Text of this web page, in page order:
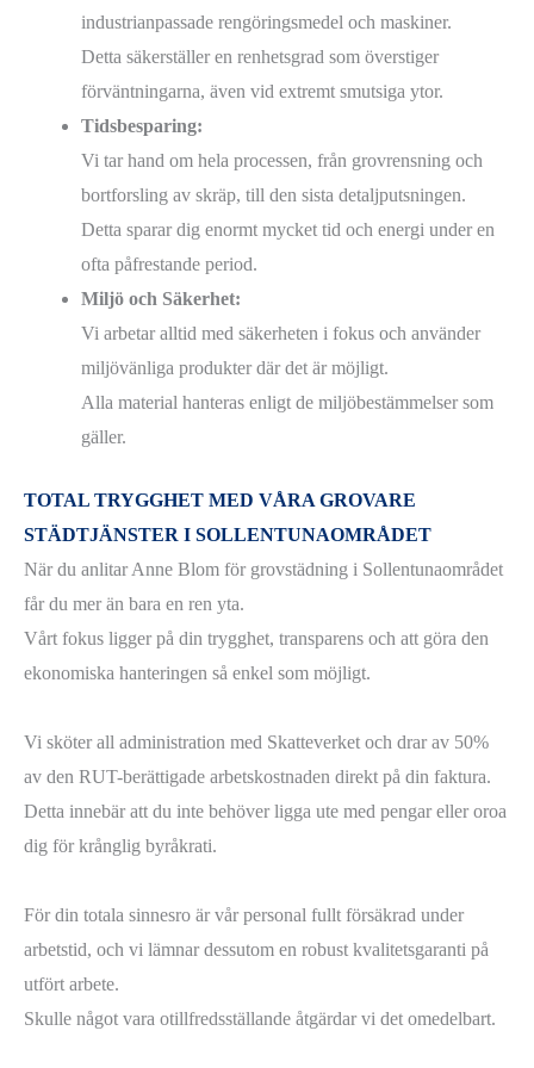
industrianpassade rengöringsmedel och maskiner.
Detta säkerställer en renhetsgrad som överstiger
förväntningarna, även vid extremt smutsiga ytor.
Tidsbesparing:
Vi tar hand om hela processen, från grovrensning och
bortforsling av skräp, till den sista detaljputsningen.
Detta sparar dig enormt mycket tid och energi under en
ofta påfrestande period.
Miljö och Säkerhet:
Vi arbetar alltid med säkerheten i fokus och använder
miljövänliga produkter där det är möjligt.
Alla material hanteras enligt de miljöbestämmelser som
gäller.
TOTAL TRYGGHET MED VÅRA GROVARE
STÄDTJÄNSTER I SOLLENTUNAOMRÅDET
När du anlitar Anne Blom för grovstädning i Sollentunaområdet
får du mer än bara en ren yta.
Vårt fokus ligger på din trygghet, transparens och att göra den
ekonomiska hanteringen så enkel som möjligt.
Vi sköter all administration med Skatteverket och drar av 50%
av den RUT-berättigade arbetskostnaden direkt på din faktura.
Detta innebär att du inte behöver ligga ute med pengar eller oroa
dig för krånglig byråkrati.
För din totala sinnesro är vår personal fullt försäkrad under
arbetstid, och vi lämnar dessutom en robust kvalitetsgaranti på
utfört arbete.
Skulle något vara otillfredsställande åtgärdar vi det omedelbart.